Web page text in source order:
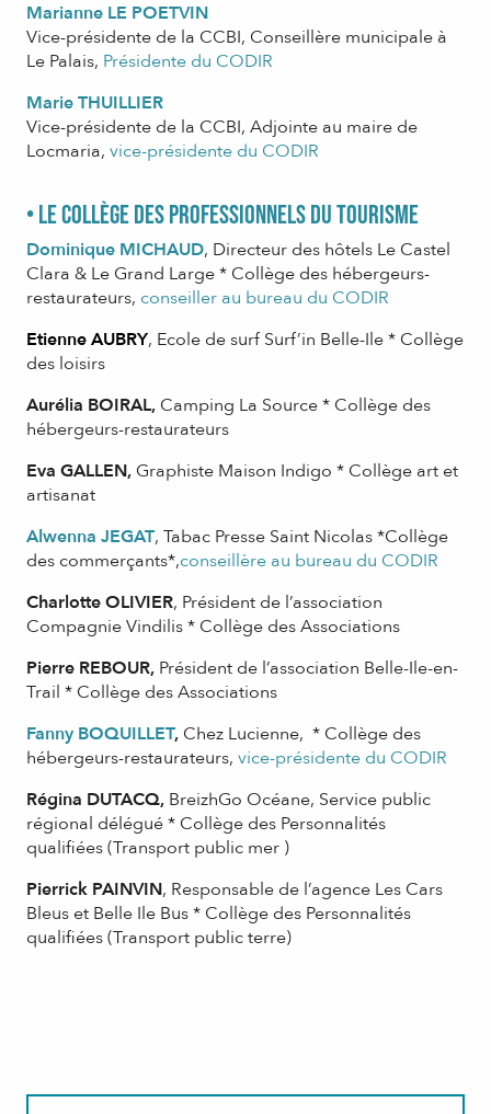
Marianne LE POETVIN
Vice-présidente de la CCBI, Conseillère municipale à
Le Palais, Présidente du CODIR
Marie THUILLIER
Vice-présidente de la CCBI, Adjointe au maire de
Locmaria, vice-présidente du CODIR
• Le collège des professionnels du Tourisme
Dominique MICHAUD, Directeur des hôtels Le Castel
Clara & Le Grand Large * Collège des hébergeurs-
restaurateurs, conseiller au bureau du CODIR
Etienne AUBRY, Ecole de surf Surf’in Belle-Ile * Collège
des loisirs
Aurélia BOIRAL, Camping La Source * Collège des
hébergeurs-restaurateurs
Eva GALLEN, Graphiste Maison Indigo * Collège art et
artisanat
Alwenna JEGAT, Tabac Presse Saint Nicolas *Collège
des commerçants*,conseillère au bureau du CODIR
Charlotte OLIVIER, Président de l’association
Compagnie Vindilis * Collège des Associations
Pierre REBOUR, Président de l’association Belle-Ile-en-
Trail * Collège des Associations
Fanny BOQUILLET, Chez Lucienne, * Collège des
hébergeurs-restaurateurs, vice-présidente du CODIR
Régina DUTACQ, BreizhGo Océane, Service public
régional délégué * Collège des Personnalités
qualifiées (Transport public mer )
Pierrick PAINVIN, Responsable de l’agence Les Cars
Bleus et Belle Ile Bus * Collège des Personnalités
qualifiées (Transport public terre)